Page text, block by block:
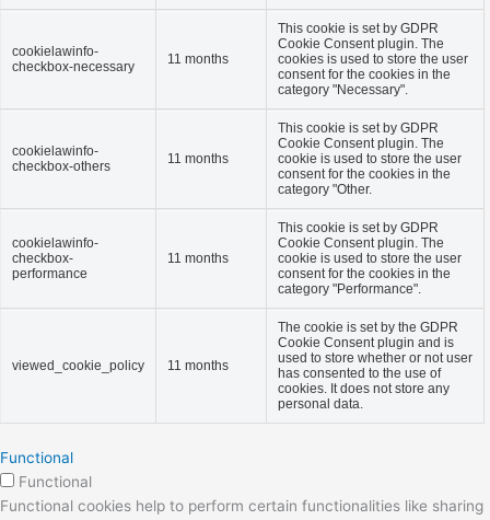
cookielawinfo-
checkbox-necessary
11 months
This cookie is set by GDPR
Cookie Consent plugin. The
cookies is used to store the user
consent for the cookies in the
category "Necessary".
cookielawinfo-
checkbox-others
11 months
This cookie is set by GDPR
Cookie Consent plugin. The
cookie is used to store the user
consent for the cookies in the
category "Other.
cookielawinfo-
checkbox-
performance
11 months
This cookie is set by GDPR
Cookie Consent plugin. The
cookie is used to store the user
consent for the cookies in the
category "Performance".
viewed_cookie_policy 11 months
The cookie is set by the GDPR
Cookie Consent plugin and is
used to store whether or not user
has consented to the use of
cookies. It does not store any
personal data.
Functional
Functional
Functional cookies help to perform certain functionalities like sharing